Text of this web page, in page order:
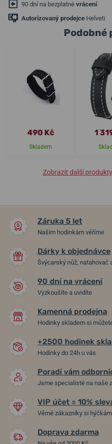
90 dní na bezplatné vrácení
Autorizovaný prodejce Helveti
Podobné
490 Kč
Skladem
1
Zobrazit další produkty
Záruka 5 let
Našim hodinkám věříme
Dárky k objednávce
Švýcarský nůž, natahovač
90 dní na vrácení
Vyzkoušíte a uvidíte
Kamenná prodejna
Hodinky skladem si
+2500 hodinek
Hodinky do 24h u vás
Poradí vám
Jsme specialisté na naše
VIP účet = 10%
Věrné zákazníky si
Doprava zdarma